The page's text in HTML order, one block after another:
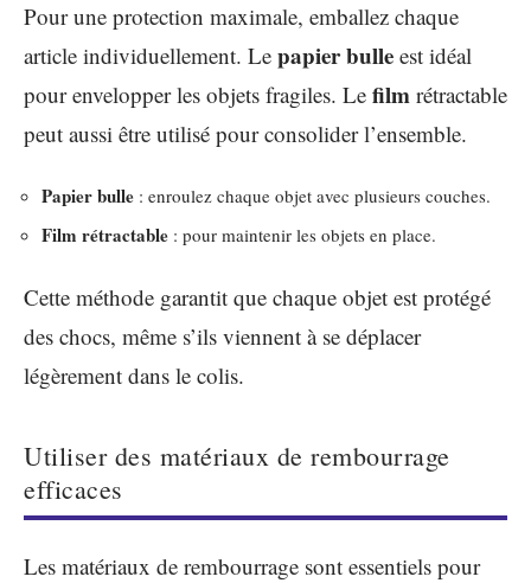
Pour une protection maximale, emballez chaque
article individuellement. Le papier bulle est idéal
pour envelopper les objets fragiles. Le film rétractable
peut aussi être utilisé pour consolider l’ensemble.
Papier bulle : enroulez chaque objet avec plusieurs couches.
Film rétractable : pour maintenir les objets en place.
Cette méthode garantit que chaque objet est protégé
des chocs, même s’ils viennent à se déplacer
légèrement dans le colis.
Utiliser des matériaux de rembourrage
efficaces
Les matériaux de rembourrage sont essentiels pour